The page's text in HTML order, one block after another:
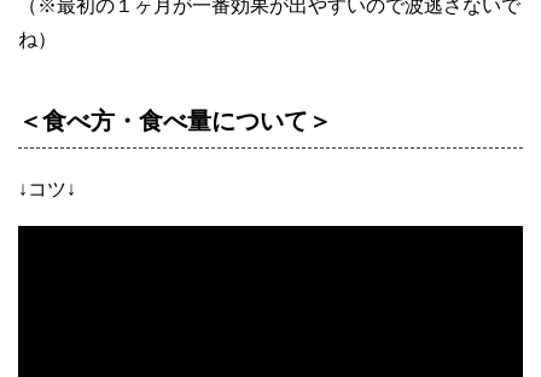
（※最初の１ヶ月が一番効果が出やすいので波逃さないで
ね）
＜食べ方・食べ量について＞
↓コツ↓